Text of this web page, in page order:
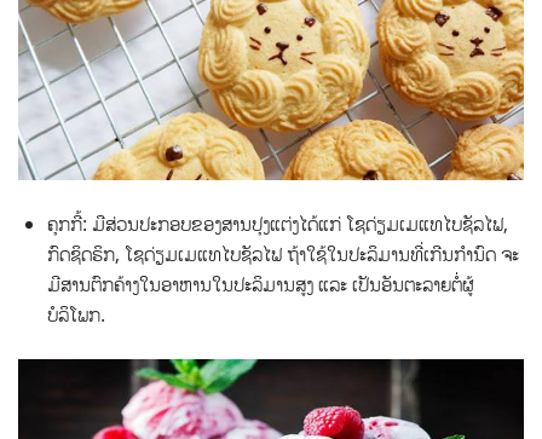
ຄຸກກີ້: ມີສ່ວນປະກອບຂອງສານປຸງແຕ່ງໄດ້ແກ່ ໂຊດ່ຽມເມແທໄບຊັລໄຟ,
ກົດຊິດຣິກ, ໂຊດ່ຽມເມແທໄບຊັລໄຟ ຖ້າໃຊ້ໃນປະລິມານທີ່ເກີນກຳນົດ ຈະ
ມີສານຕົກຄ້າງໃນອາຫານໃນປະລິມານສູງ ແລະ ເປັນອັນຕະລາຍຕໍ່ຜູ້
ບໍລິໂພກ.